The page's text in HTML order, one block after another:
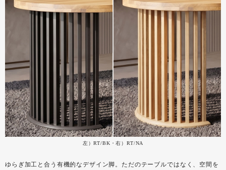
左）RT/BK・右）RT/NA
ゆらぎ加工と合う有機的なデザイン脚。ただのテーブルではなく、空間を